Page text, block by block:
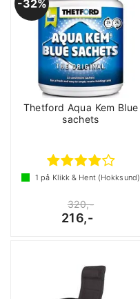
32%
Thetford Aqua Kem Blue
sachets
1 på Klikk & Hent (Hokksund)
320,-
216,-